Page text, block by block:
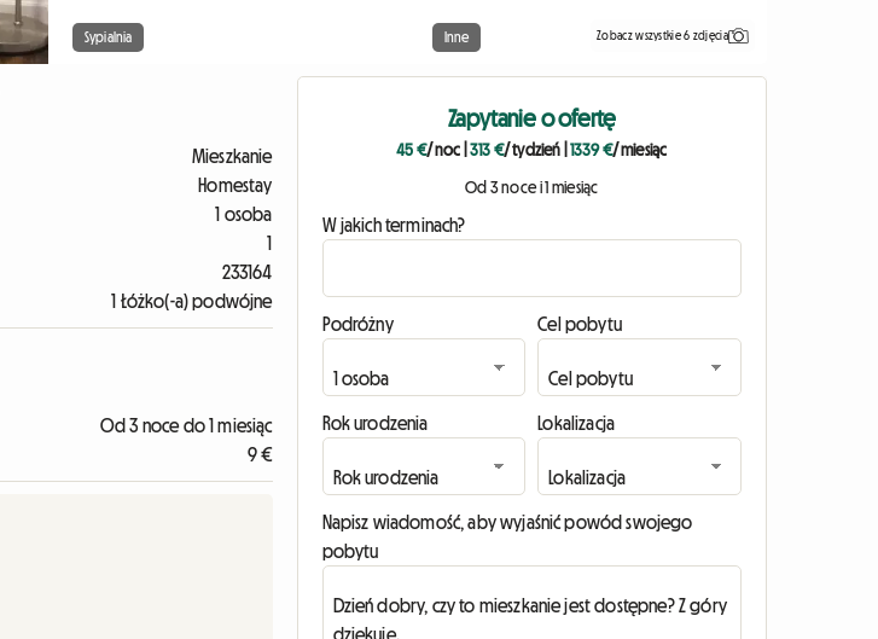
Sypialnia Inne Zobacz wszystkie 6 zdjęcia
Mieszkanie
Homestay
1 osoba
1
233164
1 Łóżko(-a) podwójne
Od 3 noce do 1 miesiąc
9 €
Zapytanie o ofertę
45 €/ noc |313 €/ tydzień 1339 €/ miesiąc
Od 3 noce i 1 miesiąc
W jakich terminach?
Podróżny Cel pobytu
Rok urodzenia Lokalizacja
Napisz wiadomość, aby wyjaśnić powód swojego
pobytu